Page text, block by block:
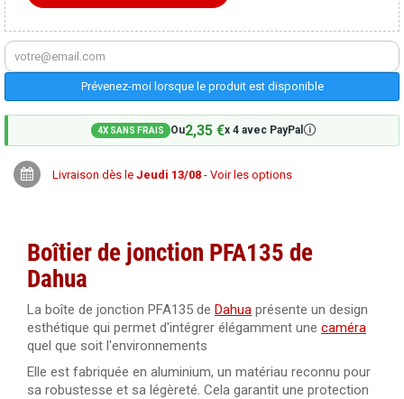
Prévenez-moi lorsque le produit est disponible
4X SANS FRAIS Ou2,35 €x 4 avec PayPal🛈
Livraison dès le Jeudi 13/08 - Voir les options
Boîtier de jonction PFA135 de
Dahua
La boîte de jonction PFA135 de Dahua présente un design
esthétique qui permet d'intégrer élégamment une caméra
quel que soit l'environnements
Elle est fabriquée en aluminium, un matériau reconnu pour
sa robustesse et sa légèreté. Cela garantit une protection